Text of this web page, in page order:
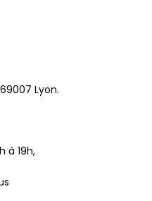
Lyon.
à 19h,